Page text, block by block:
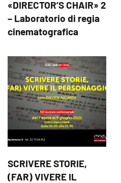
«DIRECTOR’S CHAIR» 2
– Laboratorio di regia
cinematografica
SCRIVERE STORIE,
(FAR) VIVERE IL